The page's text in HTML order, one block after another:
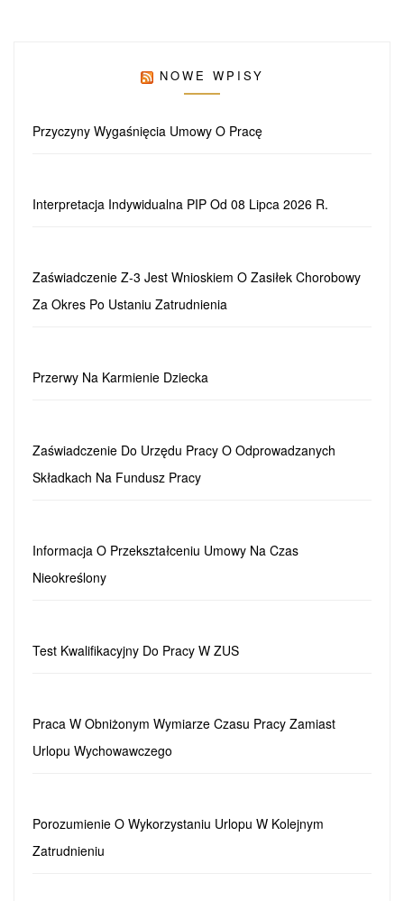
NOWE WPISY
Przyczyny Wygaśnięcia Umowy O Pracę
Interpretacja Indywidualna PIP Od 08 Lipca 2026 R.
Zaświadczenie Z-3 Jest Wnioskiem O Zasiłek Chorobowy
Za Okres Po Ustaniu Zatrudnienia
Przerwy Na Karmienie Dziecka
Zaświadczenie Do Urzędu Pracy O Odprowadzanych
Składkach Na Fundusz Pracy
Informacja O Przekształceniu Umowy Na Czas
Nieokreślony
Test Kwalifikacyjny Do Pracy W ZUS
Praca W Obniżonym Wymiarze Czasu Pracy Zamiast
Urlopu Wychowawczego
Porozumienie O Wykorzystaniu Urlopu W Kolejnym
Zatrudnieniu